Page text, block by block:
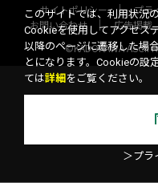
サイトポリシー プラ
お問い合わせ
広告掲載
©KADOKAWA ASCII
このサイトでは、利用状況
Cookieを使用してアクセス
以降のページに遷移した場
とになります。Cookieの設
ては詳細 をご覧ください。
＞プラ